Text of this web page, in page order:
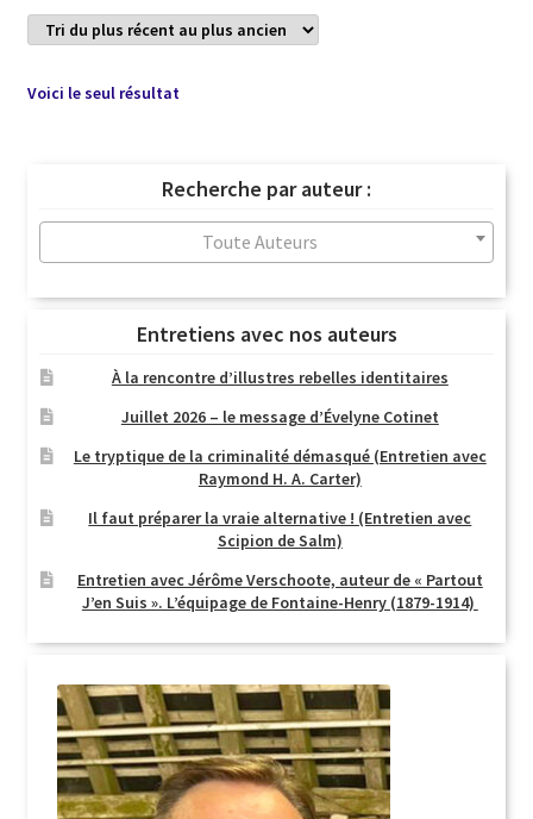
Voici le seul résultat
Recherche par auteur :
Toute Auteurs
Entretiens avec nos auteurs
À la rencontre d’illustres rebelles identitaires
Juillet 2026 – le message d’Évelyne Cotinet
Le tryptique de la criminalité démasqué (Entretien avec
Raymond H. A. Carter)
Il faut préparer la vraie alternative ! (Entretien avec
Scipion de Salm)
Entretien avec Jérôme Verschoote, auteur de « Partout
J’en Suis ». L’équipage de Fontaine-Henry (1879-1914)